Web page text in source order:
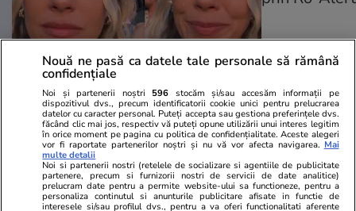
Wowbiz.ro
Andreea Ibacka a izbucnit în
plâns! Ce a emoționat-o până la
lacrimi pe vedetă: „Nu-mi mai e
rușine să fiu vulnerabilă”
Anastasia
căutată de
găsită fără
ei fusese
Alert
Nouă ne pasă ca datele tale personale să rămână
confidențiale
Noi și partenerii noștri 596 stocăm și/sau accesăm informații pe
dispozitivul dvs., precum identificatorii cookie unici pentru prelucrarea
datelor cu caracter personal. Puteți accepta sau gestiona preferințele dvs.
făcând clic mai jos, respectiv vă puteți opune utilizării unui interes legitim
în orice moment pe pagina cu politica de confidențialitate. Aceste alegeri
vor fi raportate partenerilor noștri și nu vă vor afecta navigarea. Mai
multe detalii
Noi si partenerii nostri (retelele de socializare si agentiile de publicitate
partenere, precum si furnizorii nostri de servicii de date analitice)
prelucram date pentru a permite website-ului sa functioneze, pentru a
personaliza continutul si anunturile publicitare afisate in functie de
interesele si/sau profilul dvs., pentru a va oferi functionalitati aferente